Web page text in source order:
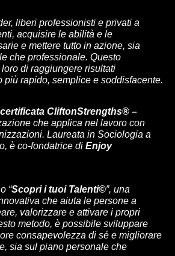
liberi professionisti e privati a
acquisire le abilità e le
e mettere tutto in azione, sia
che professionale. Questo
di raggiungere risultati
più rapido, semplice e soddisfacente.
CliftonStrengths® –
che applica nel lavoro con
Laureata in Sociologia a
è co-fondatrice di Enjoy
“Scopri i tuoi Talenti©”, una
che aiuta le persone a
valorizzare e attivare i propri
metodo, è possibile sviluppare
consapevolezza di sé e migliorare
sia sul piano personale che